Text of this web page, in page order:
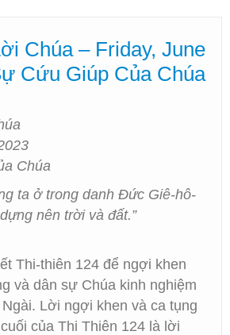
Lành Bay Area
Bắc California
Chúa – Friday, June
Cứu Giúp Của Chúa
Chúa
ta ở trong danh Đức Giê-hô-
nên trời và đất.”
Thi-thiên 124 để ngợi khen
và dân sự Chúa kinh nghiệm
Lời ngợi khen và ca tụng
của Thi Thiên 124 là lời